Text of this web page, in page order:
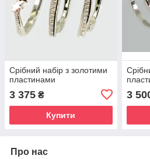
Срібний набір з золотими
пластинами
3 375 ₴
Купити
3
Про нас